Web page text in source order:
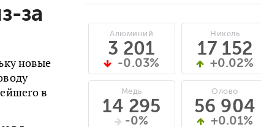
за
новые
в
Алюминий
3 201
-0.03%
Медь
14 295
-0%
Никель
17 152
+0.02%
Олово
56 904
+0.01%